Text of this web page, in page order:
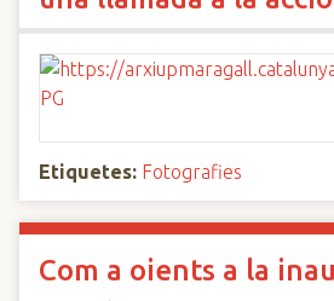
Etiquetes: Fotografies
Com a oients a la